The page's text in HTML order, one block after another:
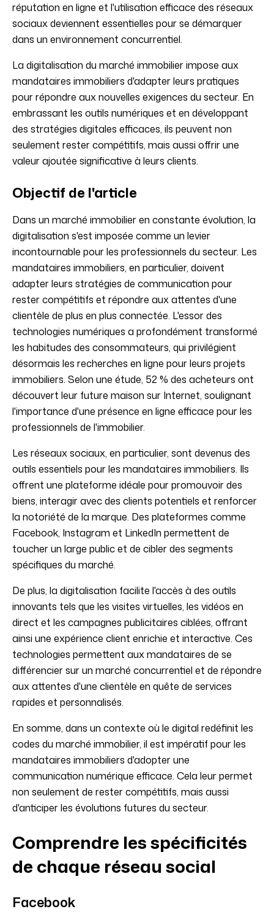
réputation en ligne et l'utilisation efficace des réseaux
sociaux deviennent essentielles pour se démarquer
dans un environnement concurrentiel.
La digitalisation du marché immobilier impose aux
mandataires immobiliers d'adapter leurs pratiques
pour répondre aux nouvelles exigences du secteur. En
embrassant les outils numériques et en développant
des stratégies digitales efficaces, ils peuvent non
seulement rester compétitifs, mais aussi offrir une
valeur ajoutée significative à leurs clients.
Objectif de l'article
Dans un marché immobilier en constante évolution, la
digitalisation s'est imposée comme un levier
incontournable pour les professionnels du secteur. Les
mandataires immobiliers, en particulier, doivent
adapter leurs stratégies de communication pour
rester compétitifs et répondre aux attentes d'une
clientèle de plus en plus connectée. L'essor des
technologies numériques a profondément transformé
les habitudes des consommateurs, qui privilégient
désormais les recherches en ligne pour leurs projets
immobiliers. Selon une étude, 52 % des acheteurs ont
découvert leur future maison sur Internet, soulignant
l'importance d'une présence en ligne efficace pour les
professionnels de l'immobilier.
Les réseaux sociaux, en particulier, sont devenus des
outils essentiels pour les mandataires immobiliers. Ils
offrent une plateforme idéale pour promouvoir des
biens, interagir avec des clients potentiels et renforcer
la notoriété de la marque. Des plateformes comme
Facebook, Instagram et LinkedIn permettent de
toucher un large public et de cibler des segments
spécifiques du marché.
De plus, la digitalisation facilite l'accès à des outils
innovants tels que les visites virtuelles, les vidéos en
direct et les campagnes publicitaires ciblées, offrant
ainsi une expérience client enrichie et interactive. Ces
technologies permettent aux mandataires de se
différencier sur un marché concurrentiel et de répondre
aux attentes d'une clientèle en quête de services
rapides et personnalisés.
En somme, dans un contexte où le digital redéfinit les
codes du marché immobilier, il est impératif pour les
mandataires immobiliers d'adopter une
communication numérique efficace. Cela leur permet
non seulement de rester compétitifs, mais aussi
d'anticiper les évolutions futures du secteur.
Comprendre les spécificités
de chaque réseau social
Facebook